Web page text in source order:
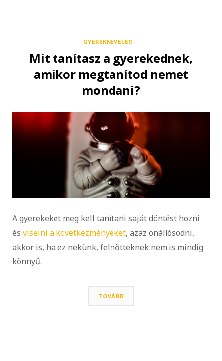
GYEREKNEVELÉS
Mit tanítasz a gyerekednek,
amikor megtanítod nemet
mondani?
A gyerekeket meg kell tanítani saját döntést hozni
és viselni a következményeket, azaz önállósodni,
akkor is, ha ez nekünk, felnőtteknek nem is mindig
könnyű.
TOVÁBB